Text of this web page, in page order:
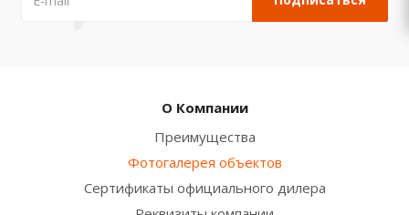
О Компании
Преимущества
Фотогалерея объектов
Сертификаты официального дилера